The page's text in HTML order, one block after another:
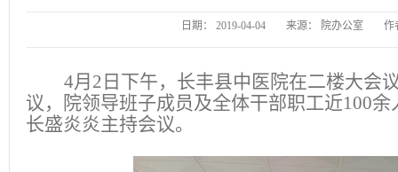
日期： 2019-04-04 来源： 院办公室 作
4月2日下午，长丰县中医院在二楼大会
议，院领导班子成员及全体干部职工近100余
长盛炎炎主持会议。